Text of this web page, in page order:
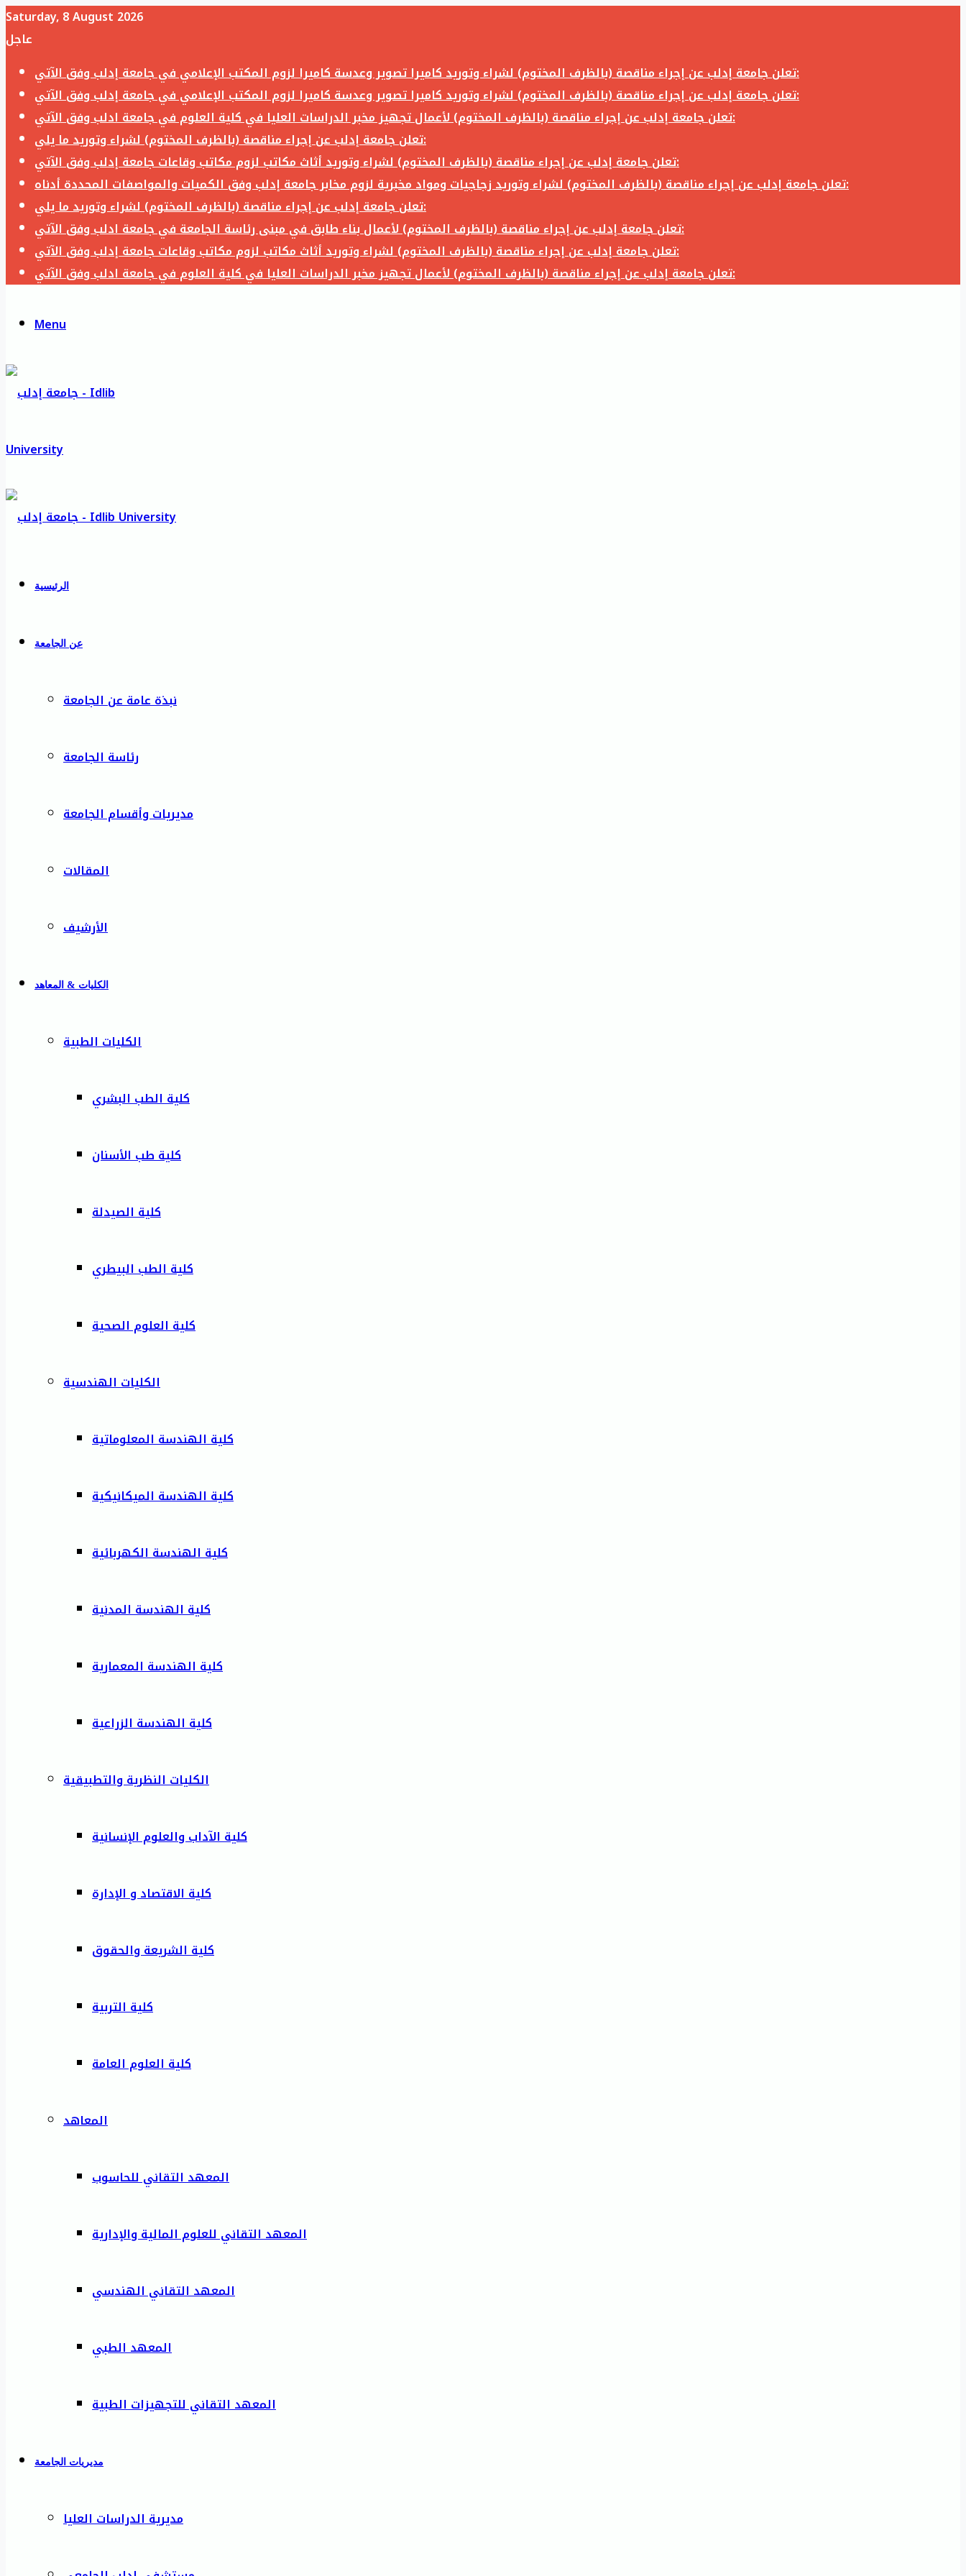
Saturday, 8 August 2026
عاجل
تعلن جامعة إدلب عن إجراء مناقصة (بالظرف المختوم) لشراء وتوريد كاميرا تصوير وعدسة كاميرا لزوم المكتب الإعلامي في جامعة إدلب وفق الآتي:
تعلن جامعة إدلب عن إجراء مناقصة (بالظرف المختوم) لشراء وتوريد كاميرا تصوير وعدسة كاميرا لزوم المكتب الإعلامي في جامعة إدلب وفق الآتي:
تعلن جامعة إدلب عن إجراء مناقصة (بالظرف المختوم) لأعمال تجهيز مخبر الدراسات العليا في كلية العلوم في جامعة ادلب وفق الآتي:
تعلن جامعة إدلب عن إجراء مناقصة (بالظرف المختوم) لشراء وتوريد ما يلي:
تعلن جامعة إدلب عن إجراء مناقصة (بالظرف المختوم) لشراء وتوريد أثاث مكاتب لزوم مكاتب وقاعات جامعة إدلب وفق الآتي:
تعلن جامعة إدلب عن إجراء مناقصة (بالظرف المختوم) لشراء وتوريد زجاجيات ومواد مخبرية لزوم مخابر جامعة إدلب وفق الكميات والمواصفات المحددة أدناه:
تعلن جامعة إدلب عن إجراء مناقصة (بالظرف المختوم) لشراء وتوريد ما يلي:
تعلن جامعة إدلب عن إجراء مناقصة (بالظرف المختوم) لأعمال بناء طابق في مبنى رئاسة الجامعة في جامعة ادلب وفق الآتي:
تعلن جامعة إدلب عن إجراء مناقصة (بالظرف المختوم) لشراء وتوريد أثاث مكاتب لزوم مكاتب وقاعات جامعة إدلب وفق الآتي:
تعلن جامعة إدلب عن إجراء مناقصة (بالظرف المختوم) لأعمال تجهيز مخبر الدراسات العليا في كلية العلوم في جامعة ادلب وفق الآتي:
Menu
الرئيسية
عن الجامعة
نبذة عامة عن الجامعة
رئاسة الجامعة
مديريات وأقسام الجامعة
المقالات
الأرشيف
الكليات & المعاهد
الكليات الطبية
كلية الطب البشري
كلية طب الأسنان
كلية الصيدلة
كلية الطب البيطري
كلية العلوم الصحية
الكليات الهندسية
كلية الهندسة المعلوماتية
كلية الهندسة الميكانيكية
كلية الهندسة الكهربائية
كلية الهندسة المدنية
كلية الهندسة المعمارية
كلية الهندسة الزراعية
الكليات النظرية والتطبيقية
كلية الآداب والعلوم الإنسانية
كلية الاقتصاد و الإدارة
كلية الشريعة والحقوق
كلية التربية
كلية العلوم العامة
المعاهد
المعهد التقاني للحاسوب
المعهد التقاني للعلوم المالية والإدارية
المعهد التقاني الهندسي
المعهد الطبي
المعهد التقاني للتجهيزات الطبية
مديريات الجامعة
مديرية الدراسات العليا